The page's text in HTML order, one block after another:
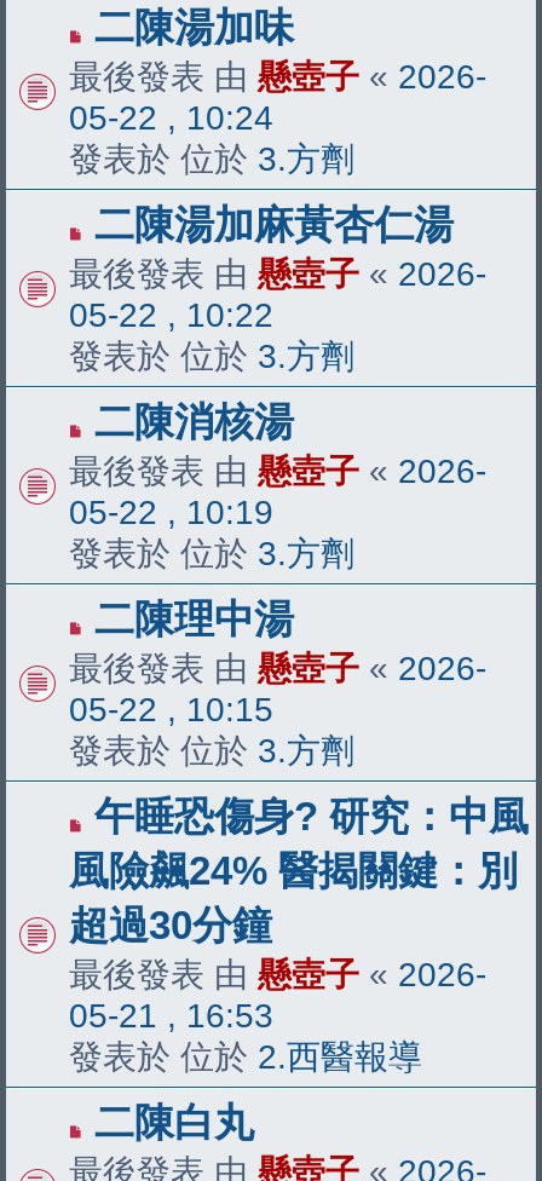
有
新
文
章
二陳湯加味
最後發表 由 懸壺子 « 2026-
05-22 , 10:24
發表於 位於 3.方劑
有
新
文
章
二陳湯加麻黃杏仁湯
最後發表 由 懸壺子 « 2026-
05-22 , 10:22
發表於 位於 3.方劑
有
新
文
章
二陳消核湯
最後發表 由 懸壺子 « 2026-
05-22 , 10:19
發表於 位於 3.方劑
有
新
文
章
二陳理中湯
最後發表 由 懸壺子 « 2026-
05-22 , 10:15
發表於 位於 3.方劑
有
新
文
章
午睡恐傷身? 研究：中風
風險飆24% 醫揭關鍵：別
超過30分鐘
最後發表 由 懸壺子 « 2026-
05-21 , 16:53
發表於 位於 2.西醫報導
有
新
二陳白丸
最後發表 由 懸壺子 « 2026-